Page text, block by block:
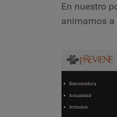
En nuestro
animamos a